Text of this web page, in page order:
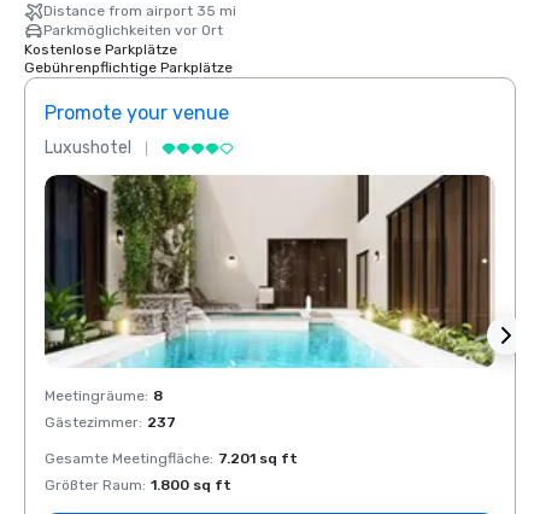
Distance from airport 35 mi
Parkmöglichkeiten vor Ort
Kostenlose Parkplätze
Gebührenpflichtige Parkplätze
Promote your venue
Luxushotel
Meetingräume: 8
Gästezimmer: 237
Gesamte Meetingfläche: 7.201 sq ft
Größter Raum: 1.800 sq ft